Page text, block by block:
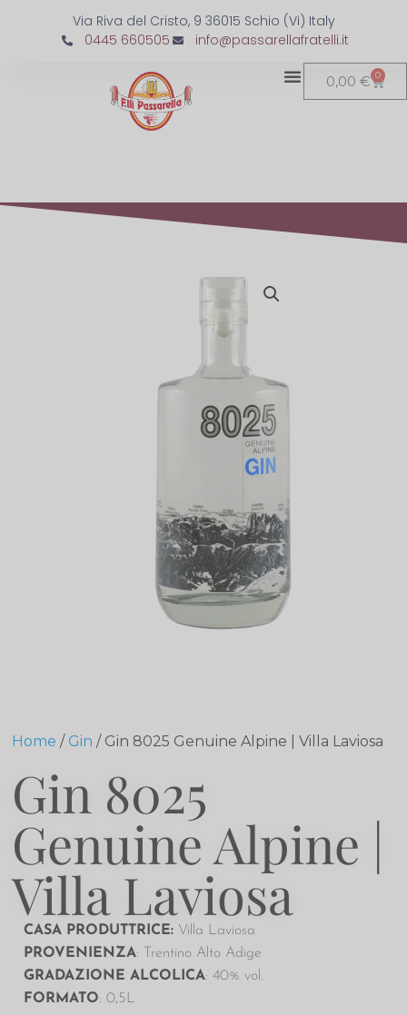
Via Riva del Cristo, 9 36015 Schio (Vi) Italy
0445 660505
info@passarellafratelli.it
0,00€ 0
Home / Gin / Gin 8025 Genuine Alpine | Villa Laviosa
Gin 8025
Genuine Alpine |
Villa Laviosa
CASA PRODUTTRICE: Villa Laviosa
PROVENIENZA: Trentino Alto Adige
GRADAZIONE ALCOLICA: 40% vol.
FORMATO: 0,5L